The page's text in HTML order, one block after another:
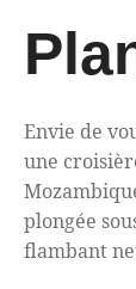
Envie de
une
plongée
flambant